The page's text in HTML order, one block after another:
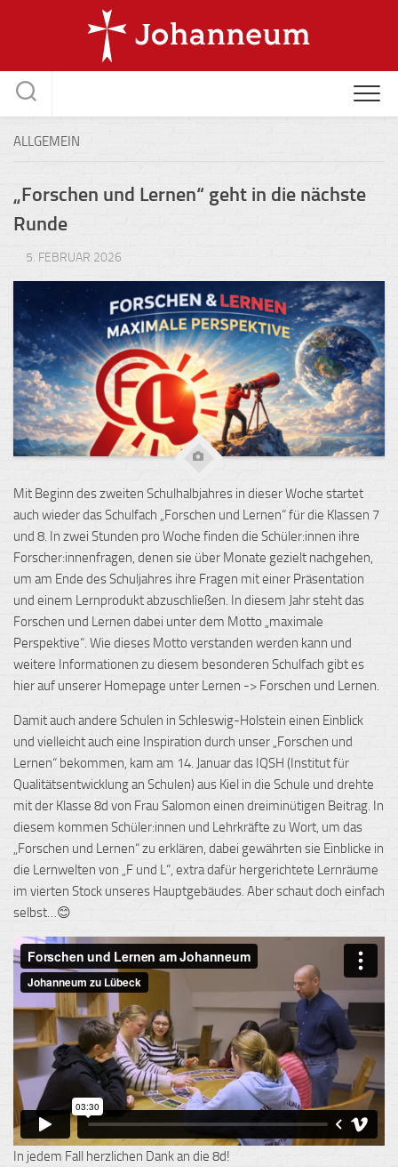
ALLGEMEIN
„Forschen und Lernen“ geht in die nächste
Runde
5. FEBRUAR 2026
Mit Beginn des zweiten Schulhalbjahres in dieser Woche startet
auch wieder das Schulfach „Forschen und Lernen“ für die Klassen 7
und 8. In zwei Stunden pro Woche finden die Schüler:innen ihre
Forscher:innenfragen, denen sie über Monate gezielt nachgehen,
um am Ende des Schuljahres ihre Fragen mit einer Präsentation
und einem Lernprodukt abzuschließen. In diesem Jahr steht das
Forschen und Lernen dabei unter dem Motto „maximale
Perspektive“. Wie dieses Motto verstanden werden kann und
weitere Informationen zu diesem besonderen Schulfach gibt es
hier auf unserer Homepage unter Lernen -> Forschen und Lernen.
Damit auch andere Schulen in Schleswig-Holstein einen Einblick
und vielleicht auch eine Inspiration durch unser „Forschen und
Lernen“ bekommen, kam am 14. Januar das IQSH (Institut für
Qualitätsentwicklung an Schulen) aus Kiel in die Schule und drehte
mit der Klasse 8d von Frau Salomon einen dreiminütigen Beitrag. In
diesem kommen Schüler:innen und Lehrkräfte zu Wort, um das
„Forschen und Lernen“ zu erklären, dabei gewährten sie Einblicke in
die Lernwelten von „F und L“, extra dafür hergerichtete Lernräume
im vierten Stock unseres Hauptgebäudes. Aber schaut doch einfach
selbst…😊
In jedem Fall herzlichen Dank an die 8d!